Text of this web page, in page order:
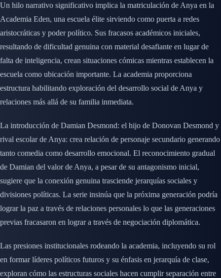
Un hilo narrativo significativo implica la matriculación de Anya en la
Academia Eden, una escuela élite sirviendo como puerta a redes
aristocráticas y poder político. Sus fracasos académicos iniciales,
resultando de dificultad genuina con material desafiante en lugar de
falta de inteligencia, crean situaciones cómicas mientras establecen la
escuela como ubicación importante. La academia proporciona
estructura habilitando exploración del desarrollo social de Anya y
relaciones más allá de su familia inmediata.
La introducción de Damian Desmond: el hijo de Donovan Desmond y
rival escolar de Anya: crea relación de personaje secundario generando
tanto comedia como desarrollo emocional. El reconocimiento gradual
de Damian del valor de Anya, a pesar de su antagonismo inicial,
sugiere que la conexión genuina trasciende jerarquías sociales y
divisiones políticas. La serie insinúa que la próxima generación podría
lograr la paz a través de relaciones personales lo que las generaciones
previas fracasaron en lograr a través de negociación diplomática.
Las presiones institucionales rodeando la academia, incluyendo su rol
en formar líderes políticos futuros y su énfasis en jerarquía de clase,
exploran cómo las estructuras sociales hacen cumplir separación entre